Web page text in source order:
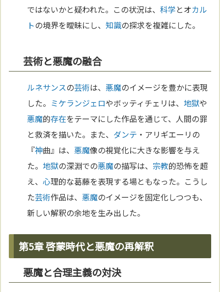
ではないかと疑われた。この状況は、科学とオカル
トの境界を曖昧にし、知識の探求を複雑にした。
芸術と悪魔の融合
ルネサンスの芸術は、悪魔のイメージを豊かに表現
した。 ミケランジェロやボッティチェリは、地獄や
悪魔的存在をテーマにした作品を通じて、人間の罪
と救済を描いた。また、 ダンテ ・アリギエーリの
『神曲』は、悪魔像の視覚化に大きな影響を与え
た。地獄の深淵での悪魔の描写は、 宗教的恐怖を超
え、心理的な葛藤を表現する場ともなった。こうし
た芸術作品は、悪魔のイメージを固定化しつつも、
新しい解釈の余地を生み出した。
第5章 啓蒙時代と悪魔の再解釈
悪魔と合理主義の対決